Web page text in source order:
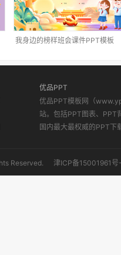
我身边的榜样班会课件PPT模板
优品PPT
优品PPT模板网（
站。包括PPT图表、PPT
国内最大最权威的PPT下
Reserved. 津ICP备15001961号